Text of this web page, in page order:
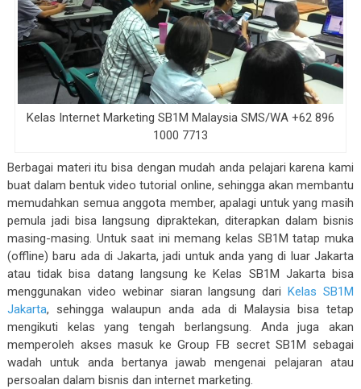
Kelas Internet Marketing SB1M Malaysia SMS/WA +62 896
1000 7713
Berbagai materi itu bisa dengan mudah anda pelajari karena kami
buat dalam bentuk video tutorial online, sehingga akan membantu
memudahkan semua anggota member, apalagi untuk yang masih
pemula jadi bisa langsung dipraktekan, diterapkan dalam bisnis
masing-masing. Untuk saat ini memang kelas SB1M tatap muka
(offline) baru ada di Jakarta, jadi untuk anda yang di luar Jakarta
atau tidak bisa datang langsung ke Kelas SB1M Jakarta bisa
menggunakan video webinar siaran langsung dariKelas SB1M
Jakarta, sehingga walaupun anda ada di Malaysia bisa tetap
mengikuti kelas yang tengah berlangsung. Anda juga akan
memperoleh akses masuk ke Group FB secret SB1M sebagai
wadah untuk anda bertanya jawab mengenai pelajaran atau
persoalan dalam bisnis dan internet marketing.